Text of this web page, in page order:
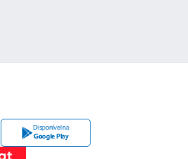
Disponível na
Google Play